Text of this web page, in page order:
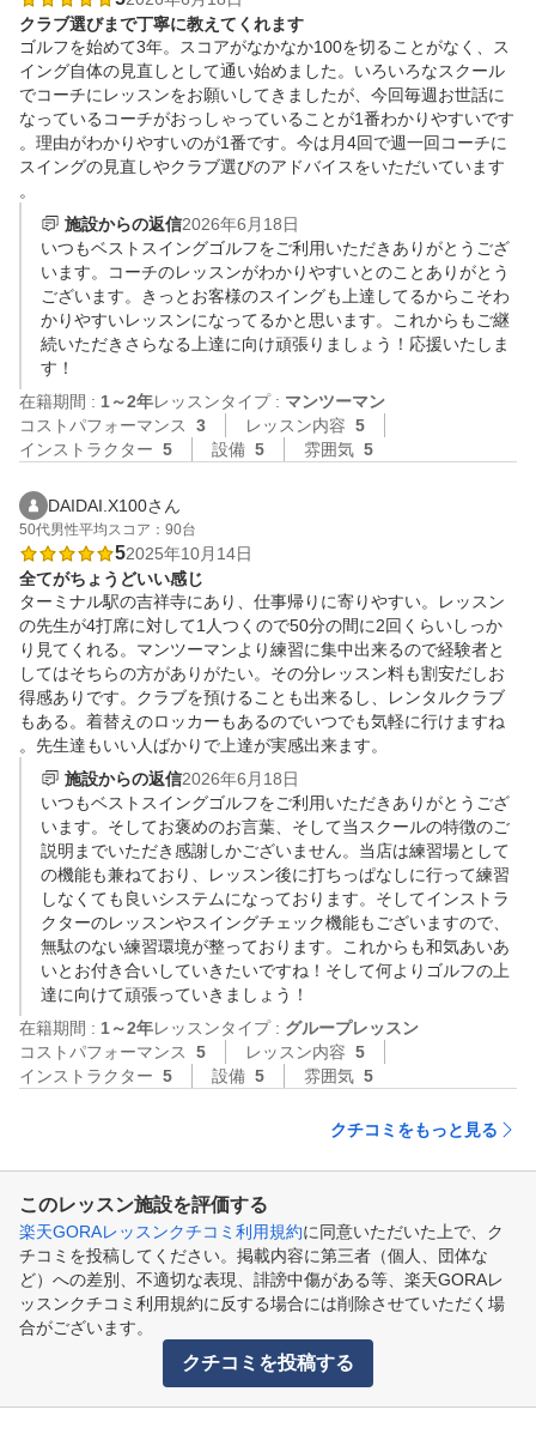
クラブ選びまで丁寧に教えてくれます
ゴルフを始めて3年。スコアがなかなか100を切ることがなく、ス
イング自体の見直しとして通い始めました。いろいろなスクール
でコーチにレッスンをお願いしてきましたが、今回毎週お世話に
なっているコーチがおっしゃっていることが1番わかりやすいです
。理由がわかりやすいのが1番です。今は月4回で週一回コーチに
スイングの見直しやクラブ選びのアドバイスをいただいています
。
施設からの返信2026年6月18日
いつもベストスイングゴルフをご利用いただきありがとうござ
います。コーチのレッスンがわかりやすいとのことありがとう
ございます。きっとお客様のスイングも上達してるからこそわ
かりやすいレッスンになってるかと思います。これからもご継
続いただきさらなる上達に向け頑張りましょう！応援いたしま
す！
在籍期間 : 1～2年レッスンタイプ : マンツーマン
コストパフォーマンス
3 レッスン内容 5
インストラクター 5 設備 5 雰囲気 5
DAIDAI.X100さん
50代男性平均スコア：90台
52025年10月14日
全てがちょうどいい感じ
ターミナル駅の吉祥寺にあり、仕事帰りに寄りやすい。レッスン
の先生が4打席に対して1人つくので50分の間に2回くらいしっか
り見てくれる。マンツーマンより練習に集中出来るので経験者と
してはそちらの方がありがたい。その分レッスン料も割安だしお
得感ありです。クラブを預けることも出来るし、レンタルクラブ
もある。着替えのロッカーもあるのでいつでも気軽に行けますね
。先生達もいい人ばかりで上達が実感出来ます。
施設からの返信2026年6月18日
いつもベストスイングゴルフをご利用いただきありがとうござ
います。そしてお褒めのお言葉、そして当スクールの特徴のご
説明までいただき感謝しかございません。当店は練習場として
の機能も兼ねており、レッスン後に打ちっぱなしに行って練習
しなくても良いシステムになっております。そしてインストラ
クターのレッスンやスイングチェック機能もございますので、
無駄のない練習環境が整っております。これからも和気あいあ
いとお付き合いしていきたいですね！そして何よりゴルフの上
達に向けて頑張っていきましょう！
在籍期間 : 1～2年レッスンタイプ : グループレッスン
コストパフォーマンス
5 レッスン内容 5
インストラクター 5 設備 5 雰囲気 5
クチコミをもっと見る
このレッスン施設を評価する
楽天GORAレッスンクチコミ利用規約に同意いただいた上で、ク
チコミを投稿してください。掲載内容に第三者（個人、団体な
ど）への差別、不適切な表現、誹謗中傷がある等、楽天GORAレ
ッスンクチコミ利用規約に反する場合には削除させていただく場
合がございます。
クチコミを投稿する